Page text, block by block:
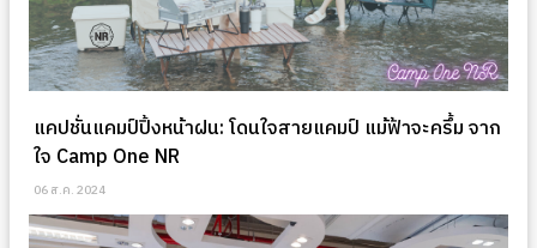
แคปชั่นแคมป์ปิ้งหน้าฝน: โดนใจสายแคมป์ แม้ฟ้าจะครึ้ม จาก
ใจ Camp One NR
06 ส.ค. 2024